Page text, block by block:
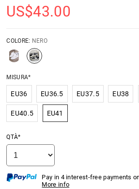
US$43.00
COLORE: NERO
MISURA*
EU36 EU36.5 EU37.5 EU38
EU40.5 EU41
QTÀ*
Pay in 4 interest-free payments
More info